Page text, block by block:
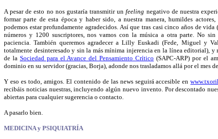
A pesar de esto no nos gustaría transmitir unfeeling negativo de nuestra
formar parte de esta época y haber sido, a nuestra manera, humildes
podemos estar profundamente agradecidos. Así que tras casi cinco años de
números y 1200 suscriptores, nos vamos con la música a otra parte. No
paciencia. También queremos agradecer a Lilly Euskadi (Fede, Miguel y
totalmente desinteresado y sin la más mínima injerencia en la línea editorial), y
de la Sociedad para el Avance del Pensamiento Crítico (SAPC-ARP) por el
dominio en su servidor (gracias, Borja), adonde nos trasladamos allá por el mes
Y eso es todo, amigos. El contenido de las news seguirá accesible en
recibáis noticias nuestras, incluyendo algún nuevo invento. Por descontado n
abiertas para cualquier sugerencia o contacto.
A pasarlo bien.
MEDICINA y PSIQUIATRÍA